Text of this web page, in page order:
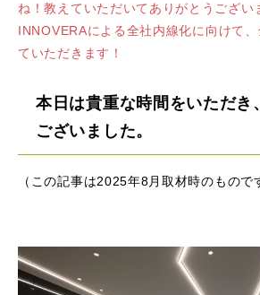
ね！教えていただいてありがとうござい
INNOVERAによる全社内線化に向けて
ていただきます！
本日は貴重な時間をいただき
ございました。
（この記事は2025年8月取材時のもので